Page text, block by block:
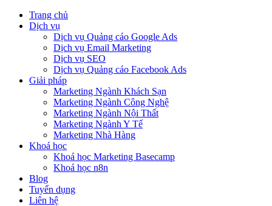
Trang chủ
Dịch vụ
Dịch vụ Quảng cáo Google Ads
Dịch vụ Email Marketing
Dịch vụ SEO
Dịch vụ Quảng cáo Facebook Ads
Giải pháp
Marketing Ngành Khách Sạn
Marketing Ngành Công Nghệ
Marketing Ngành Nội Thất
Marketing Ngành Y Tế
Marketing Nhà Hàng
Khoá học
Khoá học Marketing Basecamp
Khoá học n8n
Blog
Tuyển dụng
Liên hệ